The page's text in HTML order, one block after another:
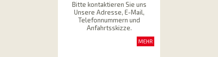
Bitte kontaktieren Sie uns
Unsere Adresse, E-Mail,
Telefonnummern und
Anfahrtsskizze.
MEHR